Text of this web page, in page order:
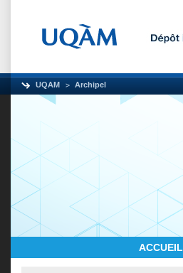
UQAM Archipel
ACCUEIL